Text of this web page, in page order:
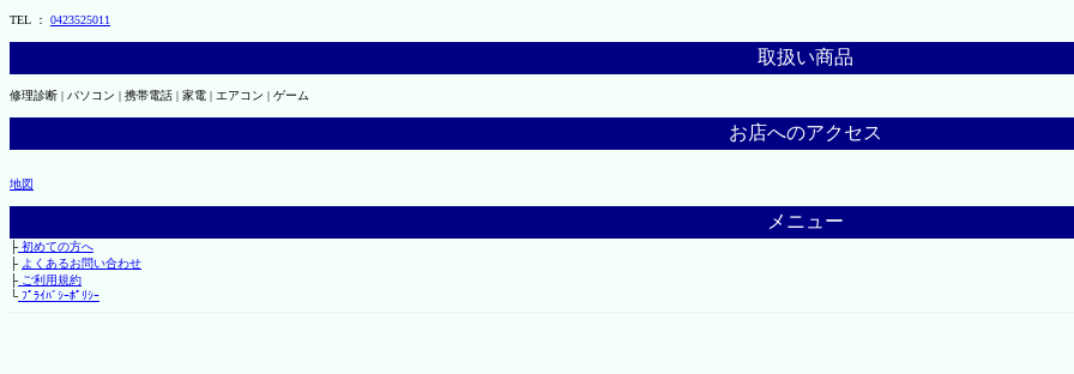
TEL ： 0423525011
取扱い商品
修理診断 | パソコン | 携帯電話 | 家電 | エアコン | ゲーム
お店へのアクセス
地図
メニュー
├初めての方へ
├ よくあるお問い合わせ
├ご利用規約
└ﾌﾟﾗｲﾊﾞｼｰﾎﾟﾘｼｰ